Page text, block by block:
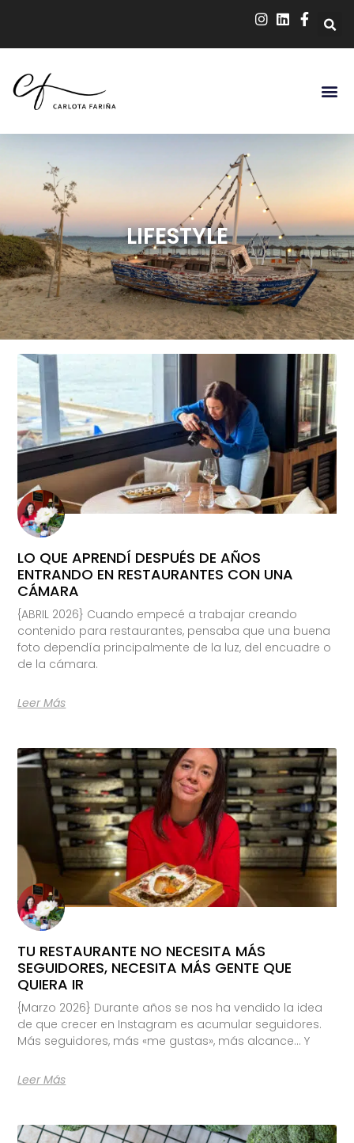
LIFESTYLE
LO QUE APRENDÍ DESPUÉS DE AÑOS
ENTRANDO EN RESTAURANTES CON UNA
CÁMARA
{ABRIL 2026} Cuando empecé a trabajar creando
contenido para restaurantes, pensaba que una buena
foto dependía principalmente de la luz, del encuadre o
de la cámara.
Leer Más
TU RESTAURANTE NO NECESITA MÁS
SEGUIDORES, NECESITA MÁS GENTE QUE
QUIERA IR
{Marzo 2026} Durante años se nos ha vendido la idea
de que crecer en Instagram es acumular seguidores.
Más seguidores, más «me gustas», más alcance… Y
Leer Más